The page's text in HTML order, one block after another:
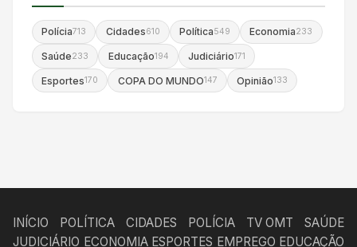
Polícia713 Cidades610 Política549 Economia233
Saúde233 Educação194 Judiciário171
Esportes170 COPA DO MUNDO147 Opinião133
INÍCIO POLÍTICA CIDADES POLÍCIA TV OMT
SAÚDE
JUDICIÁRIO ECONOMIA ESPORTES EMPREGO EDUCAÇÃO